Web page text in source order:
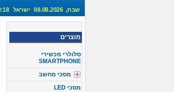
שבת, 08.08.2026 ישראל 19:18
מוצרים
סלולרי מכשירי
SMARTPHONE
מסכי מחשב
מסכי LED